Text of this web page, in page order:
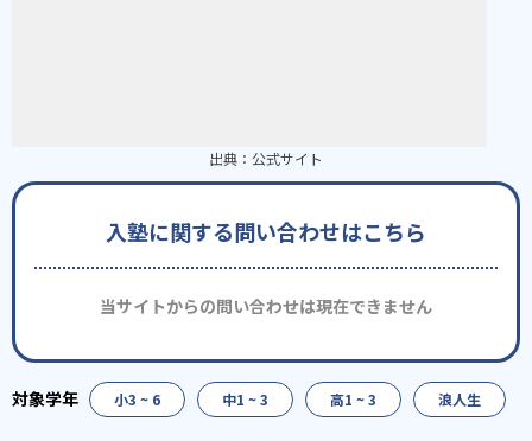
出典： 公式サイト
入塾に関する問い合わせはこちら
当サイトからの問い合わせは現在できません
小3 ~ 6 中1 ~ 3 高1 ~ 3 浪人生